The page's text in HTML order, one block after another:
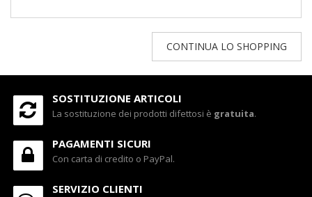
CONTINUA LO SHOPPING
SOSTITUZIONE ARTICOLI
La sostituzione dei prodotti difettosi è gratuita.
PAGAMENTI SICURI
Con carta di credito o PayPal.
SERVIZIO CLIENTI